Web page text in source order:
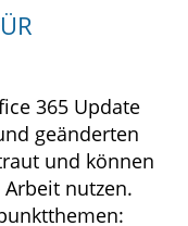
365 Update
geänderten
und können
nutzen.